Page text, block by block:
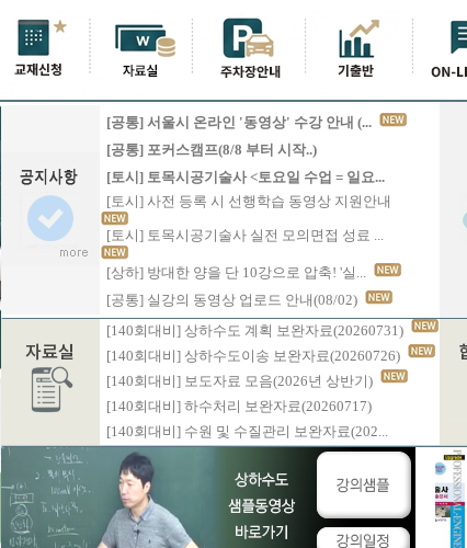
[공통] 서울시 온라인 '동영상' 수강 안내 (...
[공통] 포커스캠프(8/8 부터 시작..)
[토시] 토목시공기술사 <토요일 수업 = 일요...
[토시] 사전 등록 시 선행학습 동영상 지원안내
[토시] 토목시공기술사 실전 모의면접 성료 ...
[상하] 방대한 양을 단 10강으로 압축! '실...
[공통] 실강의 동영상 업로드 안내(08/02)
[140회대비] 상하수도 계획 보완자료(20260731)
[140회대비] 상하수도이송 보완자료(20260726)
[140회대비] 보도자료 모음(2026년 상반기)
[140회대비] 하수처리 보완자료(20260717)
[140회대비] 수원 및 수질관리 보완자료(202...